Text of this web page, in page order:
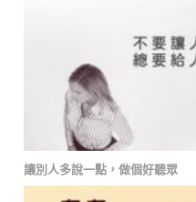
讓別人多說一點，做個好聽眾